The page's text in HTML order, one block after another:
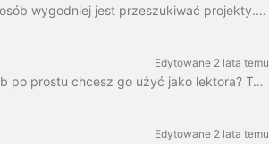
W Wave.video możesz organizować swoje projekty w foldery. W ten sposób wygodniej jest przeszukiwać projekty. Aby utworzyć nowy f...
Edytowane 2 lata temu
Potrzebujesz zapisać oddzielny plik audio mp3 z wideo do podcastu lub po prostu chcesz go użyć jako lektora? To proste dzięki wave.video! Po pierwsze,...
Edytowane 2 lata temu